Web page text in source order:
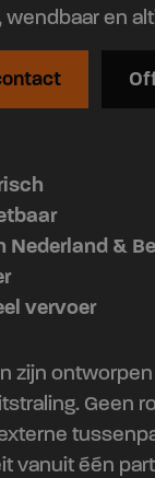
en
Nederland &
vervoer
zijn
Geen
vanuit één